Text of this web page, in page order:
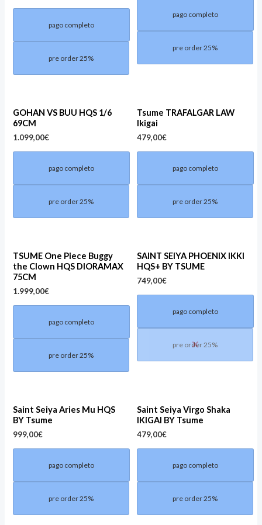
pago completo
pre order 25%
pago completo
pre order 25%
GOHAN VS BUU HQS 1/6
69CM
1.099,00€
pago completo
pre order 25%
Tsume TRAFALGAR LAW
Ikigai
479,00€
pago completo
pre order 25%
TSUME One Piece Buggy
the Clown HQS DIORAMAX
75CM
1.999,00€
pago completo
pre order 25%
SAINT SEIYA PHOENIX IKKI
HQS+ BY TSUME
749,00€
pago completo
pre order 25%
Saint Seiya Aries Mu HQS
BY Tsume
999,00€
pago completo
pre order 25%
Saint Seiya Virgo Shaka
IKIGAI BY Tsume
479,00€
pago completo
pre order 25%